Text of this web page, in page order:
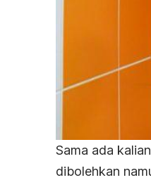
Sama ada
dibolehkan